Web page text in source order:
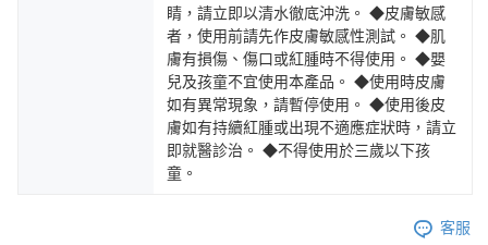
睛，請立即以清水徹底沖洗。 ◆皮膚敏感
者，使用前請先作皮膚敏感性測試。 ◆肌
膚有損傷、傷口或紅腫時不得使用。 ◆嬰
兒及孩童不宜使用本產品。 ◆使用時皮膚
如有異常現象，請暫停使用。 ◆使用後皮
膚如有持續紅腫或出現不適應症狀時，請立
即就醫診治。 ◆不得使用於三歲以下孩
童。
客服